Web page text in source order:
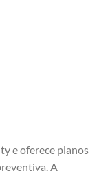
e oferece planos
A